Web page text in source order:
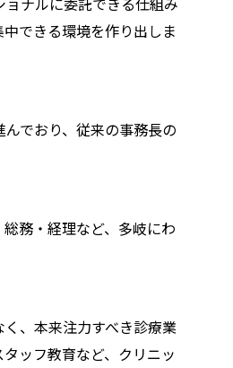
できる環境を作り出しま
でおり、従来の事務長の
務・経理など、多岐にわ
、本来注力すべき診療業
ッフ教育など、クリニッ